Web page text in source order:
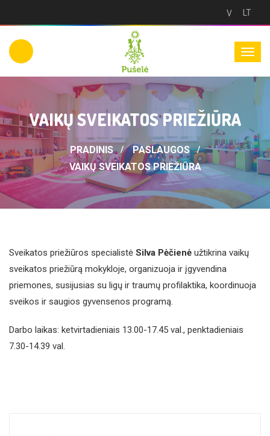
VersijaLT
VAIKŲ SVEIKATOS PRIEŽIŪRA
PRADINIS
PASLAUGOS
VAIKŲ SVEIKATOS PRIEŽIŪRA
Sveikatos priežiūros specialistė Silva Pėčienė užtikrina vaikų
sveikatos priežiūrą mokykloje, organizuoja ir įgyvendina
priemones, susijusias su ligų ir traumų profilaktika, koordinuoja
sveikos ir saugios gyvensenos programą.
Darbo laikas: ketvirtadieniais 13.00-17.45 val., penktadieniais
7.30-14.39 val.